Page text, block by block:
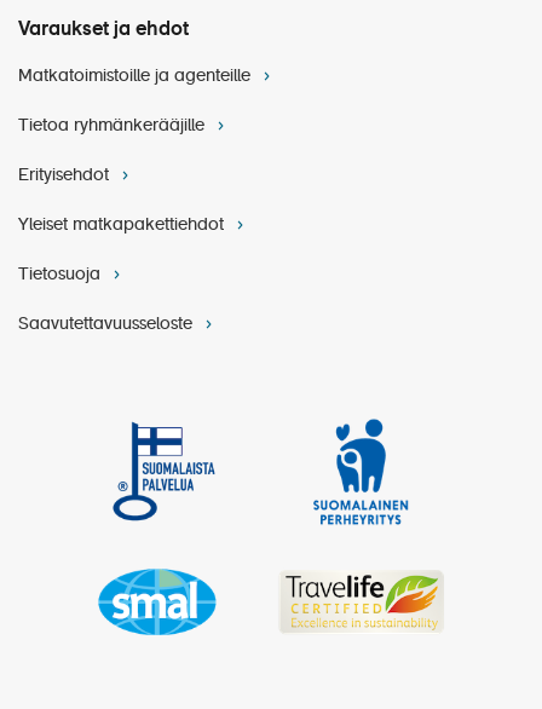
Varaukset ja ehdot
Matkatoimistoille ja agenteille
Tietoa ryhmänkerääjille
Erityisehdot
Yleiset matkapakettiehdot
Tietosuoja
Saavutettavuusseloste